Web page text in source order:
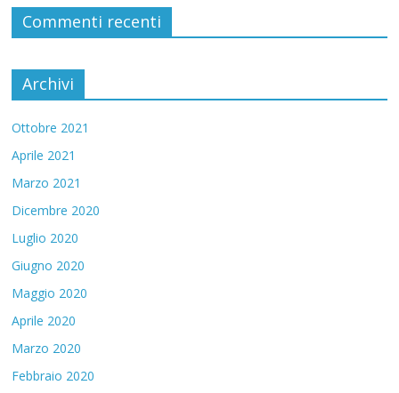
Commenti recenti
Archivi
Ottobre 2021
Aprile 2021
Marzo 2021
Dicembre 2020
Luglio 2020
Giugno 2020
Maggio 2020
Aprile 2020
Marzo 2020
Febbraio 2020